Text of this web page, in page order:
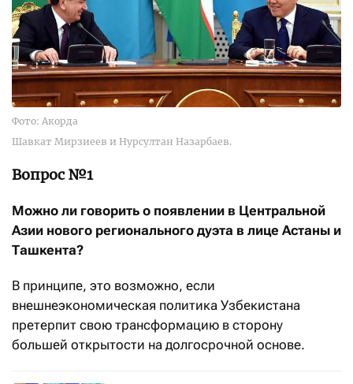
Фото: Акорда
Шавкат Мирзиеев и Нурсултан Назарбаев.
Вопрос №1
Можно ли говорить о появлении в Центральной
Азии нового регионального дуэта в лице Астаны и
Ташкента?
В принципе, это возможно, если
внешнеэкономическая политика Узбекистана
претерпит свою трансформацию в сторону
большей открытости на долгосрочной основе.